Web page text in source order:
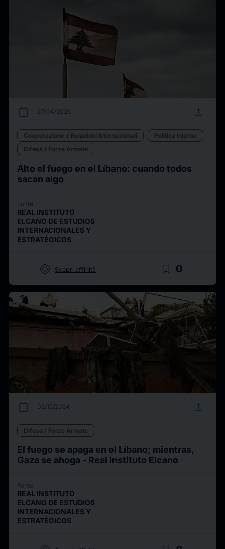
calendar_today 27/04/2026 upload
Cooperazione e Relazioni Internazionali
Politica Interna
Difesa / Forze Armate
Alto el fuego en el Líbano: cuando todos
sacan algo
Fonte
REAL INSTITUTO
ELCANO DE ESTUDIOS
INTERNACIONALES Y
ESTRATÉGICOS
target Scopri affinità bookmark_border 0
calendar_today 02/12/2024 upload
Difesa / Forze Armate
El fuego se apaga en el Líbano; mientras,
Gaza se ahoga - Real Instituto Elcano
Fonte
REAL INSTITUTO
ELCANO DE ESTUDIOS
INTERNACIONALES Y
ESTRATÉGICOS